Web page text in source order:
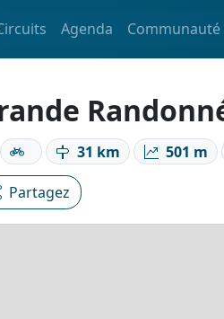
Agenda Communauté
31 km 501 m
Partagez